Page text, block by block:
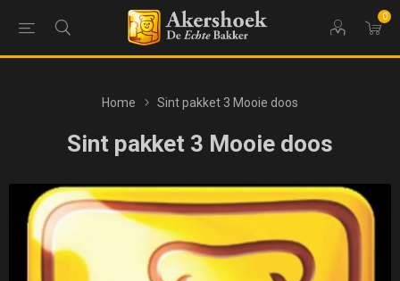
0
Home Sint pakket 3 Mooie doos
Sint pakket 3 Mooie doos